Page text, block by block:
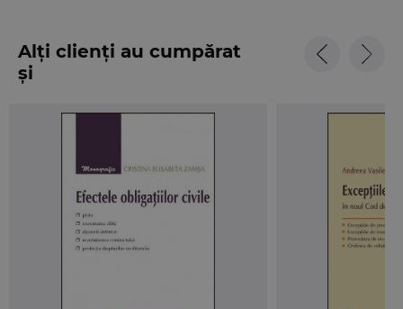
Alți clienți au cumpărat
și